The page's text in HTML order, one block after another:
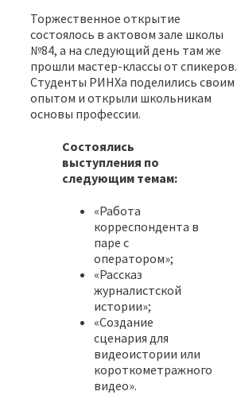
Торжественное открытие
состоялось в актовом зале школы
№84, а на следующий день там же
прошли мастер-классы от спикеров.
Студенты РИНХа поделились своим
опытом и открыли школьникам
основы профессии.
Состоялись
выступления по
следующим темам:
«Работа
корреспондента в
паре с
оператором»;
«Рассказ
журналистской
истории»;
«Создание
сценария для
видеоистории или
короткометражного
видео».